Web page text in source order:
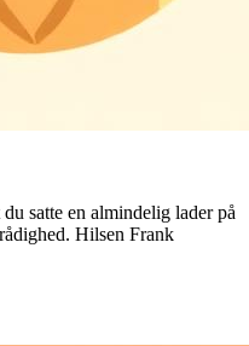
satte en almindelig lader på
Hilsen Frank